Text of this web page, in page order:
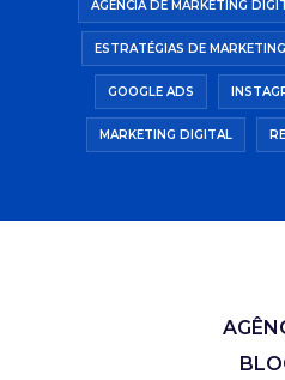
AGÊNCIA DE MARKETING
ESTRATÉGIAS DE
GOOGLE ADS
MARKETING DIGITAL